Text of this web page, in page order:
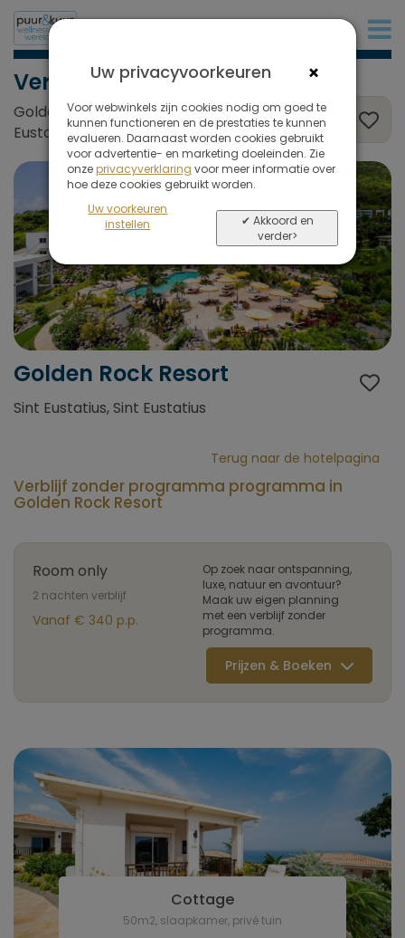
Verblijf zonder programma
Golden Rock Resort, Sint Eustatius, Sint
Eustatius
Golden Rock Resort
Sint Eustatius, Sint Eustatius
Terug naar de hotelpagina
Verblijf zonder programma programma in
Golden Rock Resort
Room only
2 nachten verblijf
Vanaf € 340 p.p.
Op zoek naar ontspanning,
luxe, natuur en avontuur?
Maak uw eigen planning
met een verblijf zonder
programma.
Prijzen & Boeken
Cottage
50m2, slaapkamer, privé tuin
×
Uw privacyvoorkeuren
Voor webwinkels zijn cookies nodig om goed te
kunnen functioneren en de prestaties te kunnen
evalueren. Daarnaast worden cookies gebruikt
voor advertentie- en marketing doeleinden. Zie
onzeprivacyverklaring voor meer informatie over
hoe deze cookies gebruikt worden.
Uw voorkeuren
instellen
✔ Akkoord en
verder>